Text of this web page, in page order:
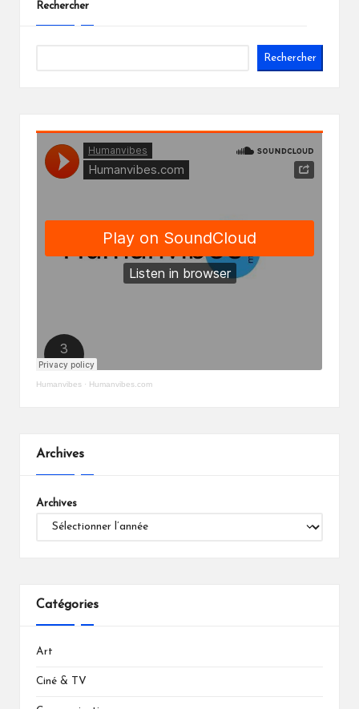
Rechercher
Rechercher
Humanvibes · Humanvibes.com
Archives
Archives
Catégories
Art
Ciné & TV